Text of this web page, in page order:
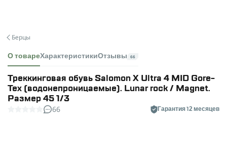
Берцы
О товареХарактеристикиОтзывы 66
Треккинговая обувь Salomon X Ultra 4 MID Gore-
Tex (водонепроницаемые). Lunar rock / Magnet.
Размер 45 1/3
66 Гарантия 12 месяцев